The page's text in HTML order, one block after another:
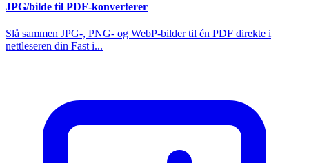
JPG/bilde til PDF-konverterer
Slå sammen JPG-, PNG- og WebP-bilder til én PDF direkte i
nettleseren din Fast i...